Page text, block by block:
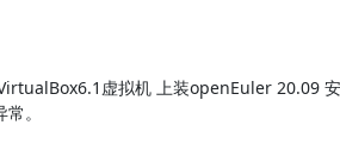
虚拟机 上装openEuler 20.09
。